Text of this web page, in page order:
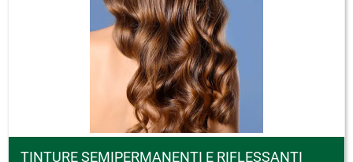
TINTURE SEMIPERMANENTI E RIFLESSANTI